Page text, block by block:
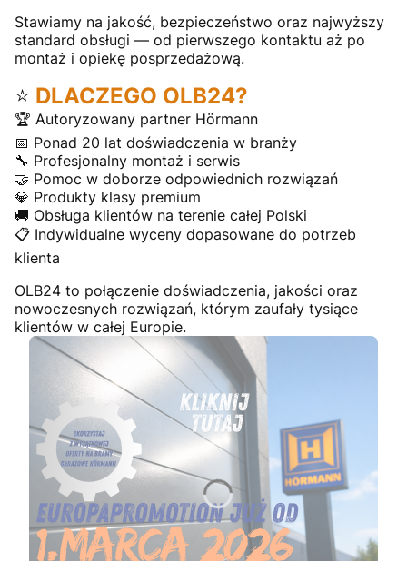
Stawiamy na jakość, bezpieczeństwo oraz najwyższy
standard obsługi — od pierwszego kontaktu aż po
montaż i opiekę posprzedażową.
⭐ DLACZEGO OLB24?
🏆 Autoryzowany partner Hörmann
📅 Ponad 20 lat doświadczenia w branży
🔧 Profesjonalny montaż i serwis
🤝 Pomoc w doborze odpowiednich rozwiązań
💎 Produkty klasy premium
🚚 Obsługa klientów na terenie całej Polski
📋 Indywidualne wyceny dopasowane do potrzeb
klienta
OLB24 to połączenie doświadczenia, jakości oraz
nowoczesnych rozwiązań, którym zaufały tysiące
klientów w całej Europie.